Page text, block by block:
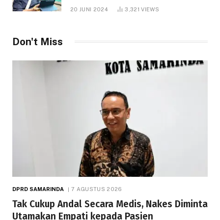
1.000 Hektare
20 JUNI 2024 3,321VIEWS
Don't Miss
DPRD SAMARINDA 7 AGUSTUS 2026
Tak Cukup Andal Secara Medis, Nakes Diminta
Utamakan Empati kepada Pasien